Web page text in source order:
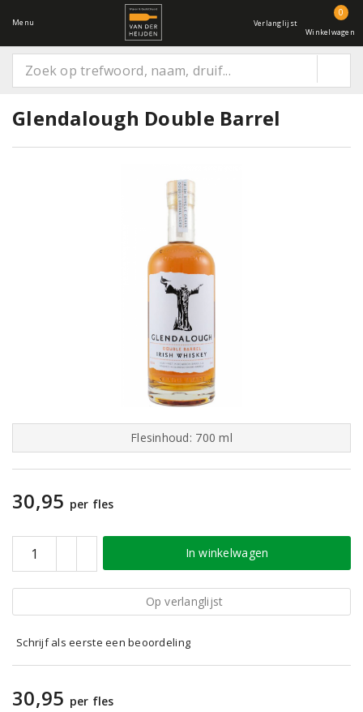
Menu Verlanglijst
0
Winkelwagen
Glendalough Double Barrel
Flesinhoud: 700 ml
30,95 per fles
In winkelwagen
Op verlanglijst
Schrijf als eerste een beoordeling
30,95 per fles